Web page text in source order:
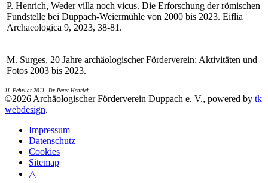
P. Henrich, Weder villa noch vicus. Die Erforschung der römischen
Fundstelle bei Duppach-Weiermühle von 2000 bis 2023. Eiflia
Archaeologica 9, 2023, 38-81.
M. Surges, 20 Jahre archäologischer Förderverein: Aktivitäten und
Fotos 2003 bis 2023.
11. Februar 2011 | Dr. Peter Henrich
©2026Archäologischer Förderverein Duppach e. V., powered by tk
webdesign.
Impressum
Datenschutz
Cookies
Sitemap
△